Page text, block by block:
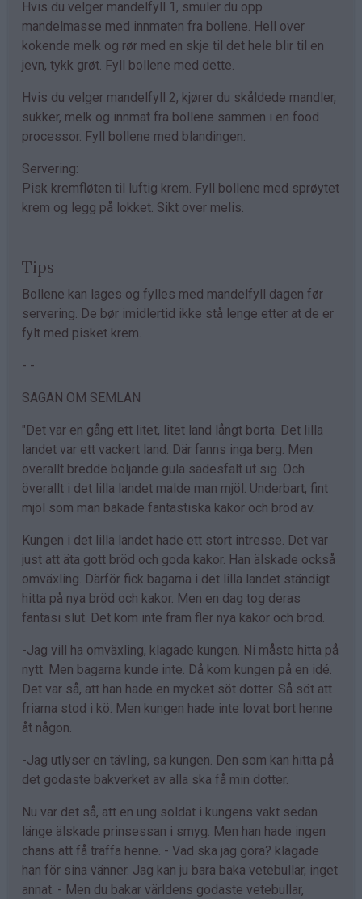
Hvis du velger mandelfyll 1, smuler du opp
mandelmasse med innmaten fra bollene. Hell over
kokende melk og rør med en skje til det hele blir til en
jevn, tykk grøt. Fyll bollene med dette.
Hvis du velger mandelfyll 2, kjører du skåldede mandler,
sukker, melk og innmat fra bollene sammen i en food
processor. Fyll bollene med blandingen.
Servering:
Pisk kremfløten til luftig krem. Fyll bollene med sprøytet
krem og legg på lokket. Sikt over melis.
Tips
Bollene kan lages og fylles med mandelfyll dagen før
servering. De bør imidlertid ikke stå lenge etter at de er
fylt med pisket krem.
- -
SAGAN OM SEMLAN
"Det var en gång ett litet, litet land långt borta. Det lilla
landet var ett vackert land. Där fanns inga berg. Men
överallt bredde böljande gula sädesfält ut sig. Och
överallt i det lilla landet malde man mjöl. Underbart, fint
mjöl som man bakade fantastiska kakor och bröd av.
Kungen i det lilla landet hade ett stort intresse. Det var
just att äta gott bröd och goda kakor. Han älskade också
omväxling. Därför fick bagarna i det lilla landet ständigt
hitta på nya bröd och kakor. Men en dag tog deras
fantasi slut. Det kom inte fram fler nya kakor och bröd.
-Jag vill ha omväxling, klagade kungen. Ni måste hitta på
nytt. Men bagarna kunde inte. Då kom kungen på en idé.
Det var så, att han hade en mycket söt dotter. Så söt att
friarna stod i kö. Men kungen hade inte lovat bort henne
åt någon.
-Jag utlyser en tävling, sa kungen. Den som kan hitta på
det godaste bakverket av alla ska få min dotter.
Nu var det så, att en ung soldat i kungens vakt sedan
länge älskade prinsessan i smyg. Men han hade ingen
chans att få träffa henne. - Vad ska jag göra? klagade
han för sina vänner. Jag kan ju bara baka vetebullar, inget
annat. - Men du bakar världens godaste vetebullar,